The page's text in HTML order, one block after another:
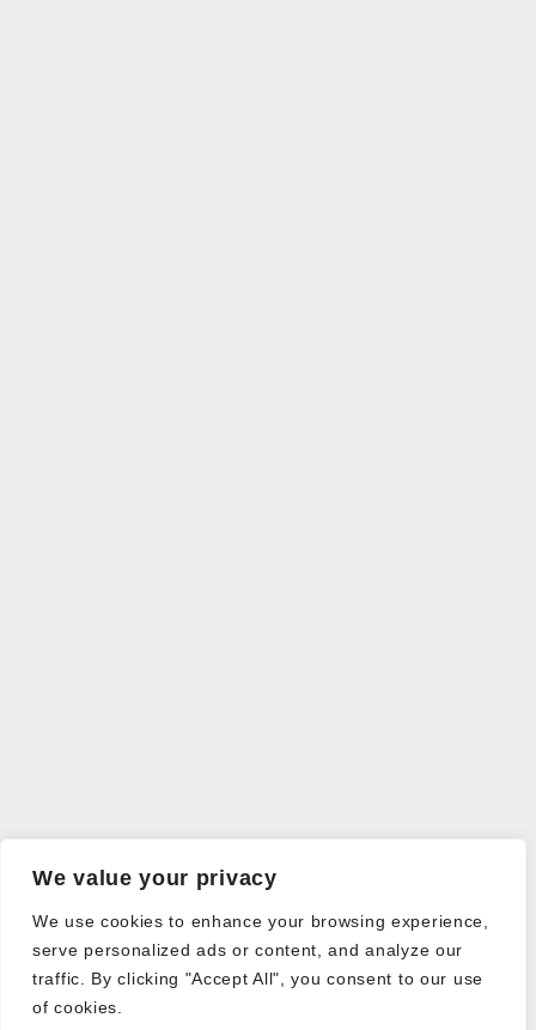
We value your privacy
We use cookies to enhance your browsing experience,
serve personalized ads or content, and analyze our
traffic. By clicking "Accept All", you consent to our use
of cookies.